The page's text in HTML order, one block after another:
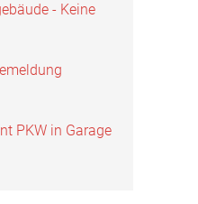
- Keine
PKW in Garage